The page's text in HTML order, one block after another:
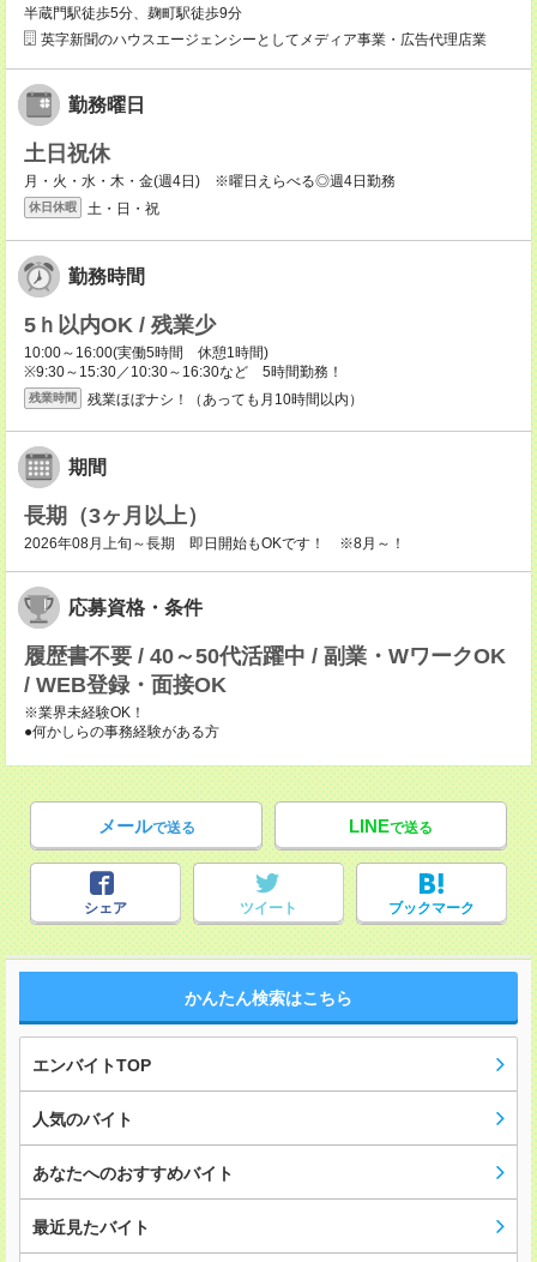
半蔵門駅徒歩5分、麹町駅徒歩9分
英字新聞のハウスエージェンシーとしてメディア事業・広告代理店業
勤務曜日
土日祝休
月・火・水・木・金(週4日) ※曜日えらべる◎週4日勤務
休日休暇 土・日・祝
勤務時間
5ｈ以内OK / 残業少
10:00～16:00(実働5時間 休憩1時間)
※9:30～15:30／10:30～16:30など 5時間勤務！
残業時間 残業ほぼナシ！（あっても月10時間以内）
期間
長期（3ヶ月以上）
2026年08月上旬～長期 即日開始もOKです！ ※8月～！
応募資格・条件
履歴書不要 / 40～50代活躍中 / 副業・WワークOK
/ WEB登録・面接OK
※業界未経験OK！
●何かしらの事務経験がある方
メールで送る LINEで送る
シェア ツイート ブックマーク
かんたん検索はこちら
エンバイトTOP
人気のバイト
あなたへのおすすめバイト
最近見たバイト